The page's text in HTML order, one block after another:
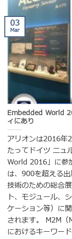
Embedded World
ィにあり
アリオンは2016年
たってドイツ ニュ
World 2016」に参
は、900を超える
技術のための総合
ト、モジュール、
ケーション等）に
されます。 M2M
におけるキーワー
03
Mar